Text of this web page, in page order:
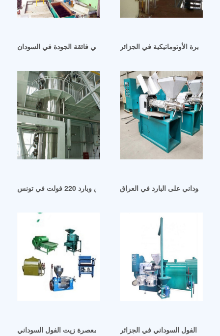
سعر ماكينة زيت الفول السوداني فائقة الجودة في السودان
الأوتوماتيكية في الجزائر
آلة عصر زيت الفول السوداني ساخن وبارد 220 فولت في تونس
السوداني على البارد في العراق
معصرة زيت الفول السوداني في قطر – معصرة زيت الفول السوداني
زيت الفول السوداني في الجزائر